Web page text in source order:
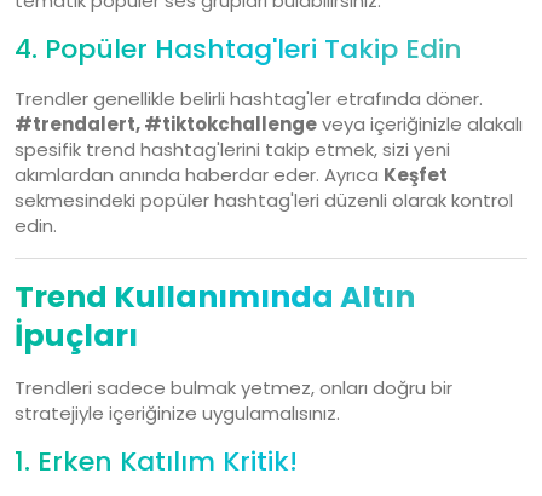
4. Popüler Hashtag'leri Takip Edin
Trendler genellikle belirli hashtag'ler etrafında döner.
#trendalert, #tiktokchallengeveya içeriğinizle alakalı
spesifik trend hashtag'lerini takip etmek, sizi yeni
akımlardan anında haberdar eder. Ayrıca Keşfet
sekmesindeki popüler hashtag'leri düzenli olarak kontrol
edin.
Trend Kullanımında Altın
İpuçları
Trendleri sadece bulmak yetmez, onları doğru bir
stratejiyle içeriğinize uygulamalısınız.
1. Erken Katılım Kritik!